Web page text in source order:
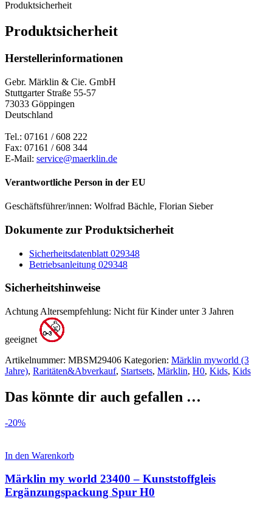
Produktsicherheit
Produktsicherheit
Herstellerinformationen
Gebr. Märklin & Cie. GmbH
Stuttgarter Straße 55-57
73033 Göppingen
Deutschland
Tel.: 07161 / 608 222
Fax: 07161 / 608 344
E-Mail: service@maerklin.de
Verantwortliche Person in der EU
Geschäftsführer/innen: Wolfrad Bächle, Florian Sieber
Dokumente zur Produktsicherheit
Sicherheitsdatenblatt 029348
Betriebsanleitung 029348
Sicherheitshinweise
Achtung Altersempfehlung: Nicht für Kinder unter 3 Jahren
geeignet
Artikelnummer: MBSM29406 Kategorien: Märklin myworld (3
Jahre), Raritäten&Abverkauf, Startsets, Märklin, H0, Kids, Kids
Das könnte dir auch gefallen …
-20%
In den Warenkorb
Märklin my world 23400 – Kunststoffgleis
Ergänzungspackung Spur H0